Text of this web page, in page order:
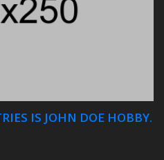
IS JOHN DOE HOBBY.